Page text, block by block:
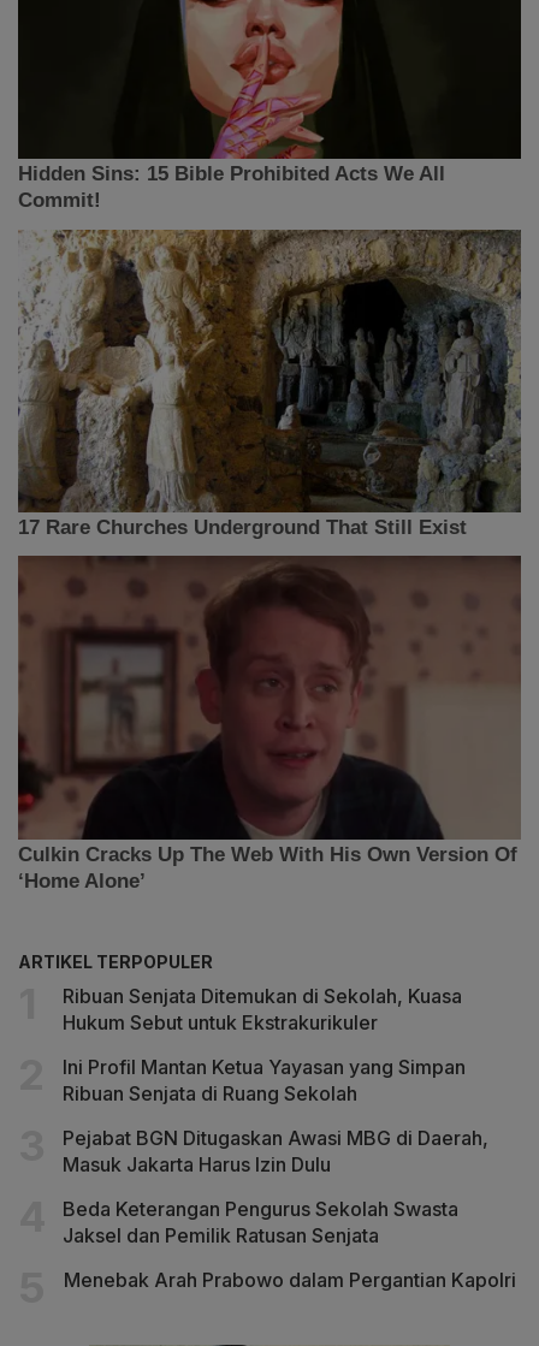
ARTIKEL TERPOPULER
Ribuan Senjata Ditemukan di Sekolah, Kuasa
Hukum Sebut untuk Ekstrakurikuler
Ini Profil Mantan Ketua Yayasan yang Simpan
Ribuan Senjata di Ruang Sekolah
Pejabat BGN Ditugaskan Awasi MBG di Daerah,
Masuk Jakarta Harus Izin Dulu
Beda Keterangan Pengurus Sekolah Swasta
Jaksel dan Pemilik Ratusan Senjata
Menebak Arah Prabowo dalam Pergantian Kapolri